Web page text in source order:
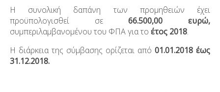
Η συνολική δαπάνη των προμηθειών έχει
προϋπολογισθεί σε66.500,00 ευρώ,
συμπεριλαμβανομένου του ΦΠΑ για το έτος 2018.
Η διάρκεια της σύμβασης ορίζεται από 01.01.2018 έως
31.12.2018.